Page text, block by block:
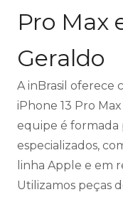
Pro Max
Geraldo
A inBrasil oferece
iPhone 13 Pro
equipe é formada
especializados,
linha Apple e em
Utilizamos peças